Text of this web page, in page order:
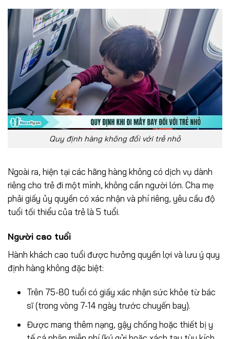
Quy định hàng không đối với trẻ nhỏ
Ngoài ra, hiện tại các hãng hàng không có dịch vụ dành
riêng cho trẻ đi một mình, không cần người lớn. Cha mẹ
phải giấy ủy quyền có xác nhận và phí riêng, yêu cầu độ
tuổi tối thiểu của trẻ là 5 tuổi.
Người cao tuổi
Hành khách cao tuổi được hưởng quyền lợi và lưu ý quy
định hàng không đặc biệt:
Trên 75-80 tuổi có giấy xác nhận sức khỏe từ bác
sĩ (trong vòng 7-14 ngày trước chuyến bay).
Được mang thêm nạng, gậy chống hoặc thiết bị y